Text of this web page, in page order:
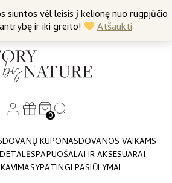
siuntos vėl leisis į kelionę nuo rugpjūčio
ir iki greito!
Atšaukti
nuo 45 Eur +370 682 57369
0
DOVANŲ KUPONASDOVANOS VAIKAMS
PAPUOŠALAI IR AKSESUARAI
YPATINGI PASIŪLYMAI